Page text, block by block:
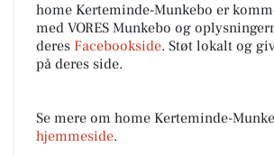
home Kerteminde-Munkebo er
med VORES Munkebo og
deres Facebookside. Støt lokalt og
på deres side.
Se mere om home Kerteminde-
hjemmeside.